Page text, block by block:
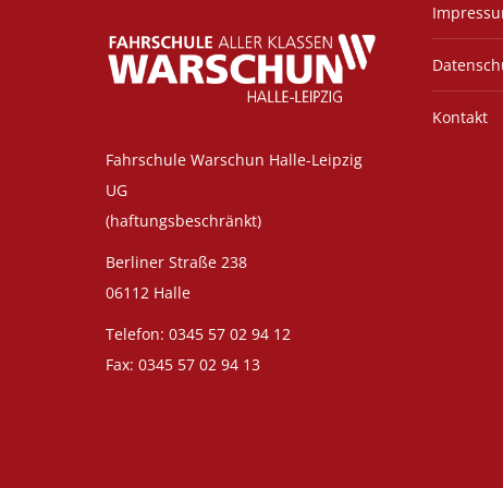
Fahrschule Warschun Halle-Leipzig
UG
(haftungsbeschränkt)
Berliner Straße 238
06112 Halle
Telefon: 0345 57 02 94 12
Fax: 0345 57 02 94 13
Kontakt